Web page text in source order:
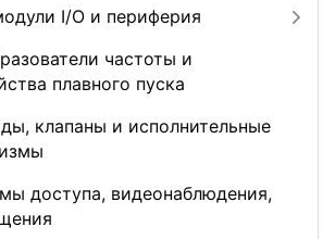
I/O и периферия
частоты и
плавного пуска
клапаны и исполнительные
доступа, видеонаблюдения,